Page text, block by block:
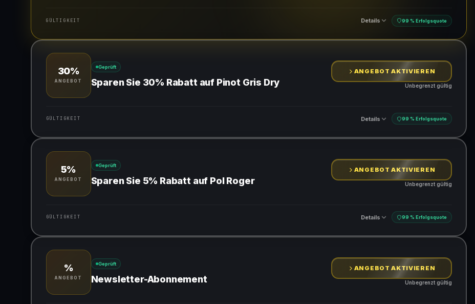
GÜLTIGKEIT Details 99 % Erfolgsquote
Gültig für teilnehmende Produkte
30%
ANGEBOT
Geprüft
Sparen Sie 30% Rabatt auf Pinot Gris Dry
ANGEBOT AKTIVIEREN
Unbegrenzt gültig
GÜLTIGKEIT Details 99 % Erfolgsquote
Gültig für teilnehmende Produkte
5%
ANGEBOT
Geprüft
Sparen Sie 5% Rabatt auf Pol Roger
ANGEBOT AKTIVIEREN
Unbegrenzt gültig
GÜLTIGKEIT Details 99 % Erfolgsquote
Gültig für teilnehmende Produkte
%
ANGEBOT
Geprüft
Newsletter-Abonnement
ANGEBOT AKTIVIEREN
Unbegrenzt gültig